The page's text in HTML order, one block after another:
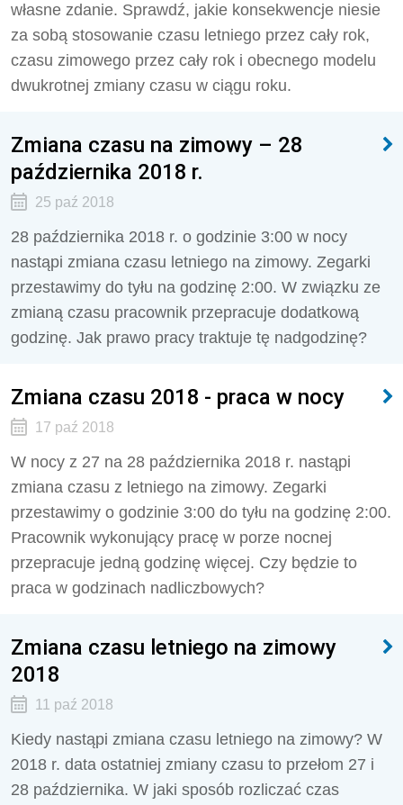
własne zdanie. Sprawdź, jakie konsekwencje niesie
za sobą stosowanie czasu letniego przez cały rok,
czasu zimowego przez cały rok i obecnego modelu
dwukrotnej zmiany czasu w ciągu roku.
Zmiana czasu na zimowy – 28
października 2018 r.
25 paź 2018
28 października 2018 r. o godzinie 3:00 w nocy
nastąpi zmiana czasu letniego na zimowy. Zegarki
przestawimy do tyłu na godzinę 2:00. W związku ze
zmianą czasu pracownik przepracuje dodatkową
godzinę. Jak prawo pracy traktuje tę nadgodzinę?
Zmiana czasu 2018 - praca w nocy
17 paź 2018
W nocy z 27 na 28 października 2018 r. nastąpi
zmiana czasu z letniego na zimowy. Zegarki
przestawimy o godzinie 3:00 do tyłu na godzinę 2:00.
Pracownik wykonujący pracę w porze nocnej
przepracuje jedną godzinę więcej. Czy będzie to
praca w godzinach nadliczbowych?
Zmiana czasu letniego na zimowy
2018
11 paź 2018
Kiedy nastąpi zmiana czasu letniego na zimowy? W
2018 r. data ostatniej zmiany czasu to przełom 27 i
28 października. W jaki sposób rozliczać czas